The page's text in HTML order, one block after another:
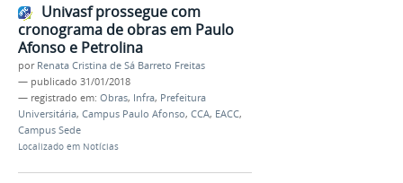
Univasf prossegue com
cronograma de obras em Paulo
Afonso e Petrolina
por Renata Cristina de Sá Barreto Freitas
— publicado 31/01/2018
— registrado em: Obras, Infra, Prefeitura
Universitária, Campus Paulo Afonso, CCA, EACC,
Campus Sede
Localizado em Notícias